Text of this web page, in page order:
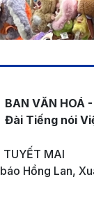
BAN VĂN HOÁ
Đài Tiếng nói
MAI
Hồng Lan,